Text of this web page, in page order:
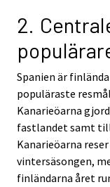
2.
Spanien är
populäraste
Kanarieöarna
fastlandet samt till
Kanarieöarna
vintersäsongen,
finländarna året